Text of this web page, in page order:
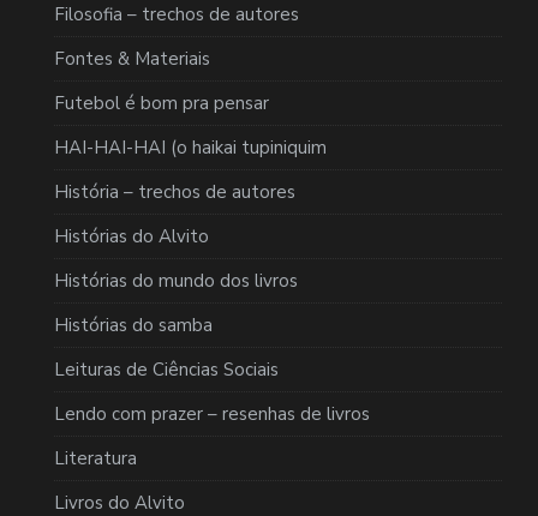
Filosofia – trechos de autores
Fontes & Materiais
Futebol é bom pra pensar
HAI-HAI-HAI (o haikai tupiniquim
História – trechos de autores
Histórias do Alvito
Histórias do mundo dos livros
Histórias do samba
Leituras de Ciências Sociais
Lendo com prazer – resenhas de livros
Literatura
Livros do Alvito